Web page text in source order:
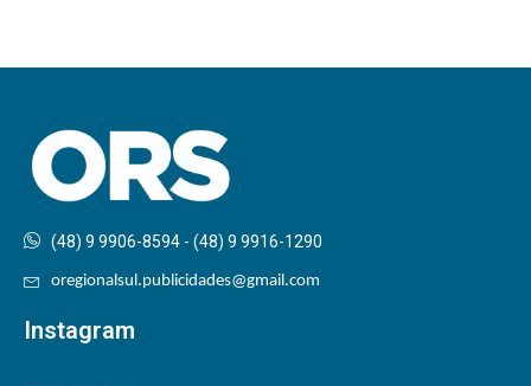
(48) 9 9906-8594 - (48) 9 9916-1290
oregionalsul.publicidades@gmail.com
Instagram